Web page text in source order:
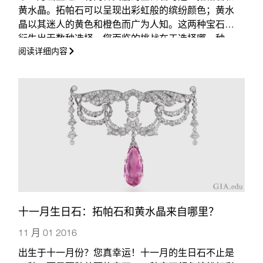
黄水晶。拓帕石可以呈现出彩虹般的缤纷颜色；黄水
晶以其迷人的黄色和橙色而广为人知。这两种宝石又
衍生出无数种选择。您面临的挑战在于选择哪一种。
我们可以为您提供帮助。
阅读详细内容
十一月生日石：拓帕石和黄水晶来自哪里？
11 月 01 2016
出生于十一月份？您真幸运！十一月的生日石不止是